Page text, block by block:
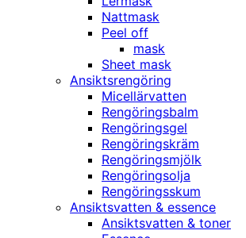
Nattmask
Peel off
mask
Sheet mask
Ansiktsrengöring
Micellärvatten
Rengöringsbalm
Rengöringsgel
Rengöringskräm
Rengöringsmjölk
Rengöringsolja
Rengöringsskum
Ansiktsvatten & essence
Ansiktsvatten & toner